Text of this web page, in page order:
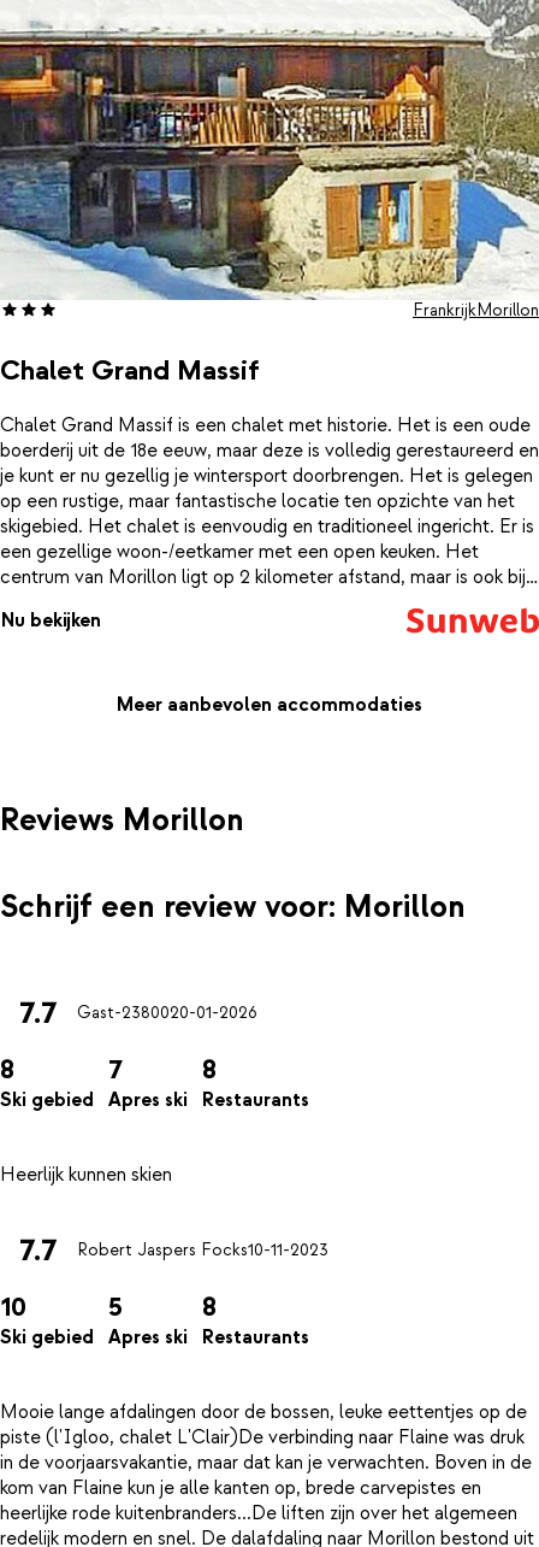
Chalet Grand Massif
FrankrijkMorillon
Chalet Grand Massif is een chalet met historie. Het is een oude
boerderij uit de 18e eeuw, maar deze is volledig gerestaureerd en
je kunt er nu gezellig je wintersport doorbrengen. Het is gelegen
op een rustige, maar fantastische locatie ten opzichte van het
skigebied. Het chalet is eenvoudig en traditioneel ingericht. Er is
een gezellige woon-/eetkamer met een open keuken. Het
centrum van Morillon ligt op 2 kilometer afstand, maar is ook bij
Labérieu piste, die langs het chalet loopt. Deze piste eindigt in
Nu bekijken
Meer aanbevolen accommodaties
Reviews Morillon
Schrijf een review voor: Morillon
7.7 Gast-2380020-01-2026
8
Ski gebied
7
Apres ski
8
Restaurants
7.7 Robert Jaspers Focks10-11-2023
10
Ski gebied
5
Apres ski
8
Restaurants
Mooie lange afdalingen door de bossen, leuke eettentjes op de
piste (l'Igloo, chalet L'Clair)De verbinding naar Flaine was druk
in de voorjaarsvakantie, maar dat kan je verwachten. Boven in de
kom van Flaine kun je alle kanten op, brede carvepistes en
heerlijke rode kuitenbranders...De liften zijn over het algemeen
redelijk modern en snel. De dalafdaling naar Morillon bestond uit